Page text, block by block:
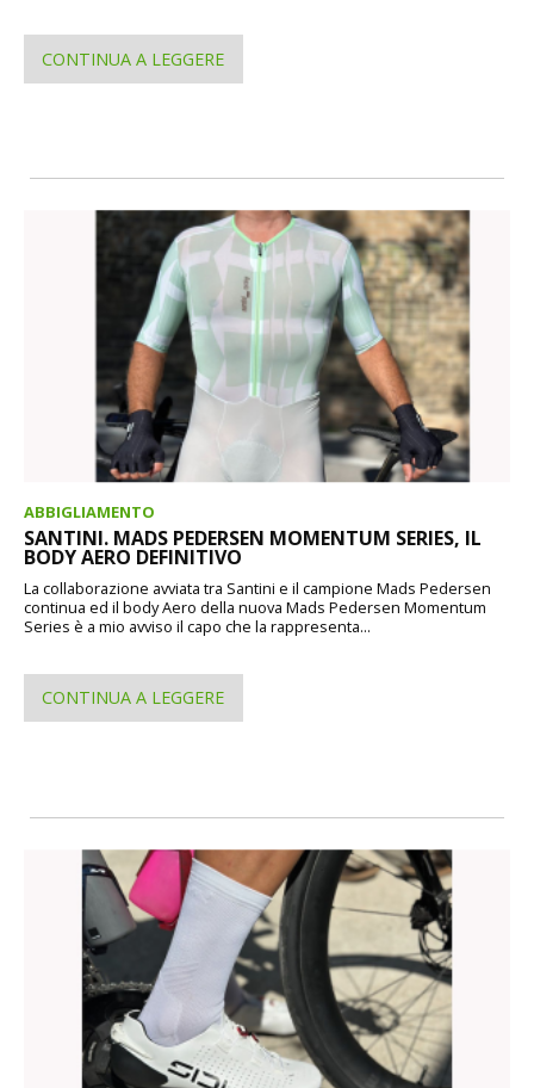
CONTINUA A LEGGERE
ABBIGLIAMENTO
SANTINI. MADS PEDERSEN MOMENTUM SERIES, IL
BODY AERO DEFINITIVO
La collaborazione avviata tra Santini e il campione Mads Pedersen
continua ed il body Aero della nuova Mads Pedersen Momentum
Series è a mio avviso il capo che la rappresenta...
CONTINUA A LEGGERE